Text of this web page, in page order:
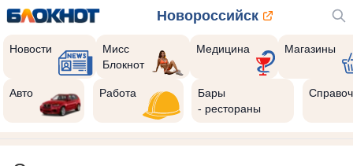
Новороссийск
Новости
Мисс
Блокнот
Медицина Магазины
Авто Работа
Бары
- рестораны